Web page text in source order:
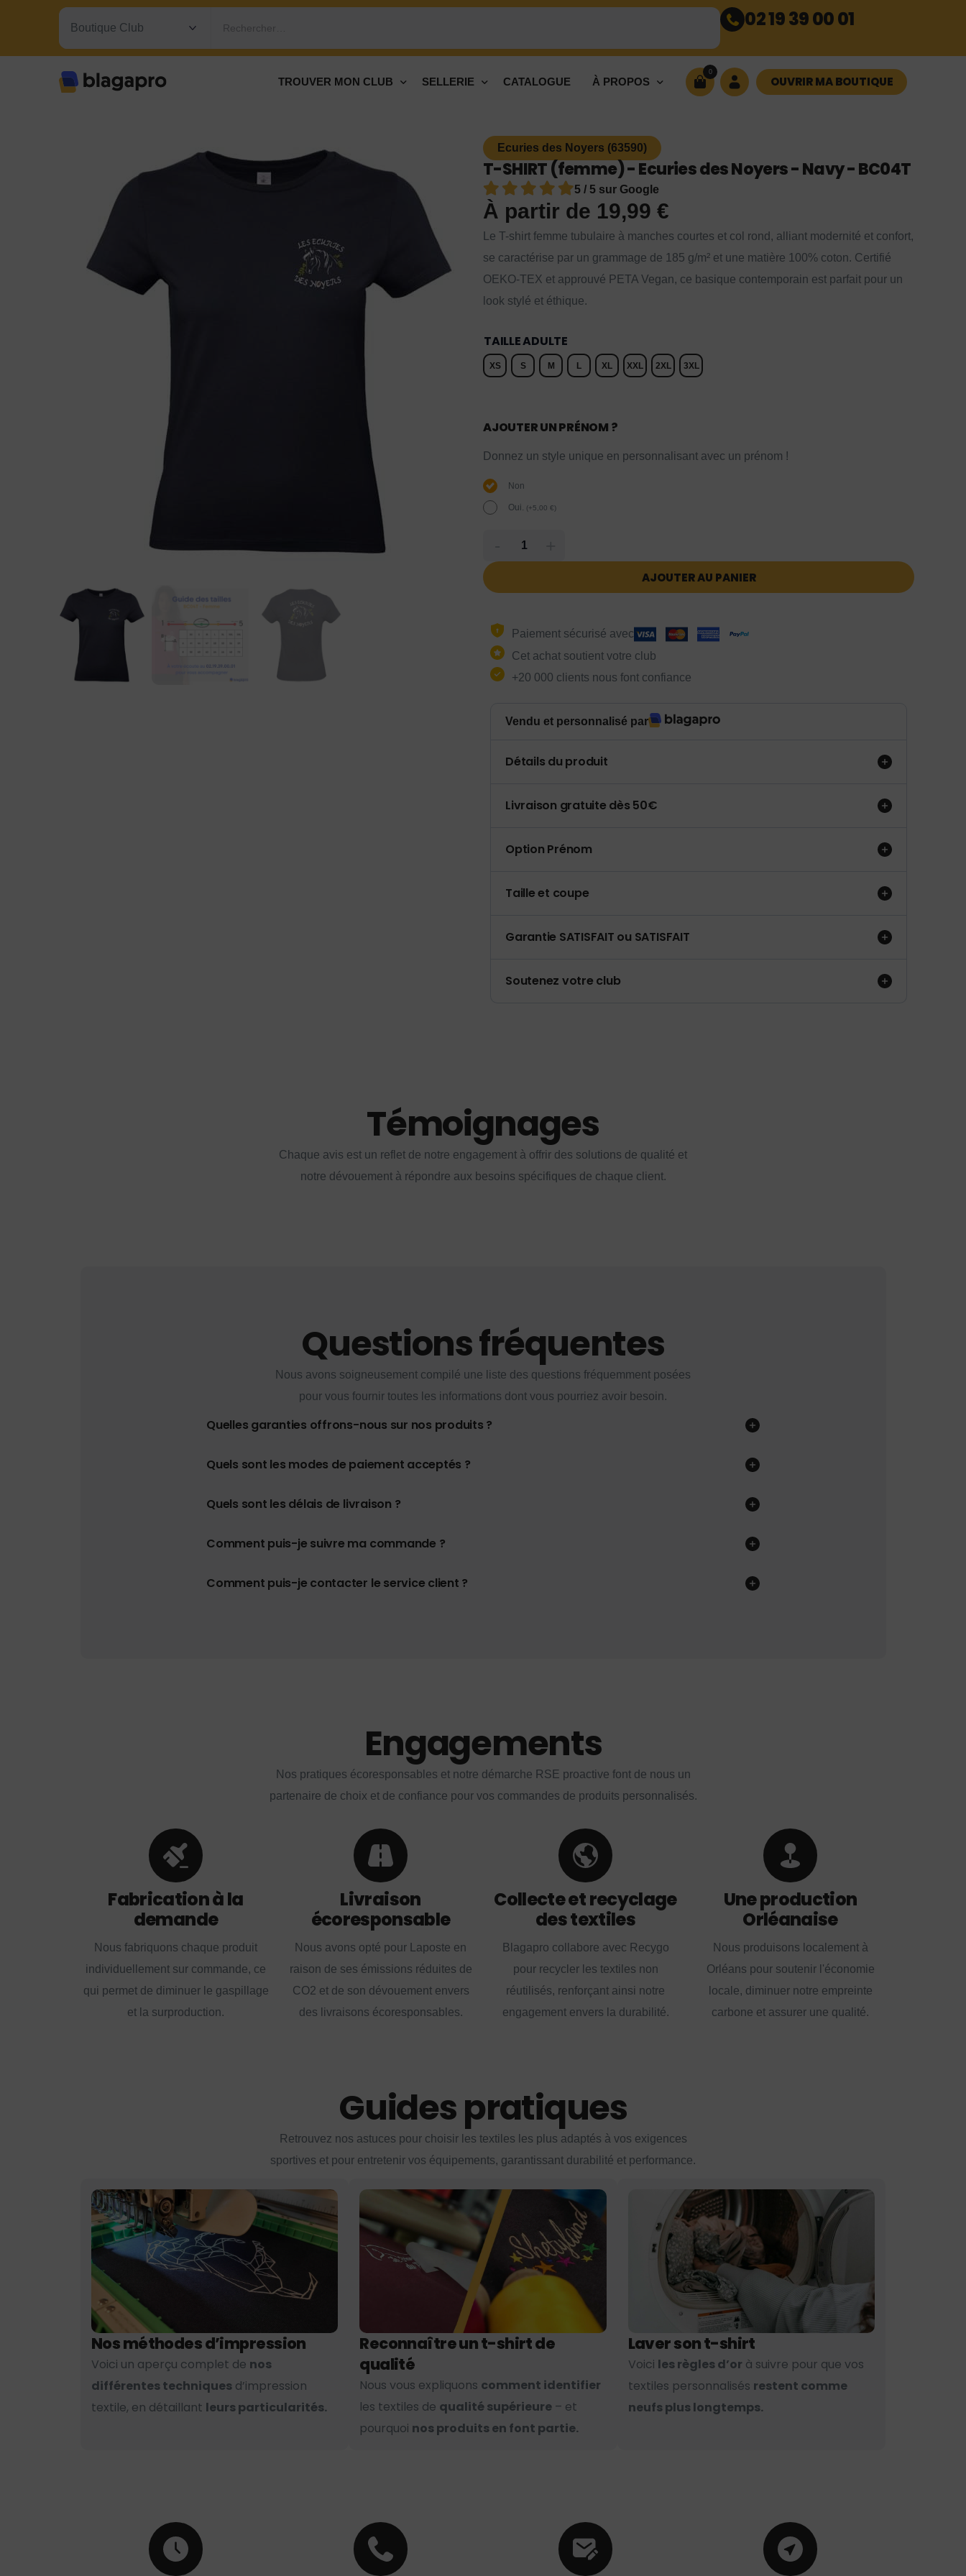
Rechercher… 02 19 39 00 01
TROUVER MON CLUB SELLERIE CATALOGUE À PROPOS
0
OUVRIR MA BOUTIQUE
Ecuries des Noyers (63590)
T-SHIRT (femme) - Ecuries des Noyers - Navy - BC04T
5 / 5 sur Google
À partir de 19,99 €
Le T-shirt femme tubulaire à manches courtes et col rond, alliant modernité et confort,
se caractérise par un grammage de 185 g/m² et une matière 100% coton. Certifié
OEKO-TEX et approuvé PETA Vegan, ce basique contemporain est parfait pour un
look stylé et éthique.
TAILLE ADULTE
XS S M L XL XXL 2XL 3XL
AJOUTER UN PRÉNOM ?
Donnez un style unique en personnalisant avec un prénom !
Non
Oui. (+5,00 €)
AJOUTER AU PANIER
Paiement sécurisé avec
Cet achat soutient votre club
+20 000 clients nous font confiance
Vendu et personnalisé par
Détails du produit
Livraison gratuite dès 50€
Option Prénom
Taille et coupe
Garantie SATISFAIT ou SATISFAIT
Soutenez votre club
Témoignages
Chaque avis est un reflet de notre engagement à offrir des solutions de qualité et
notre dévouement à répondre aux besoins spécifiques de chaque client.
Questions fréquentes
Nous avons soigneusement compilé une liste des questions fréquemment posées
pour vous fournir toutes les informations dont vous pourriez avoir besoin.
Quelles garanties offrons-nous sur nos produits ?
Quels sont les modes de paiement acceptés ?
Quels sont les délais de livraison ?
Comment puis-je suivre ma commande ?
Comment puis-je contacter le service client ?
Engagements
Nos pratiques écoresponsables et notre démarche RSE proactive font de nous un
partenaire de choix et de confiance pour vos commandes de produits personnalisés.
Fabrication à la
demande
Nous fabriquons chaque produit
individuellement sur commande, ce
qui permet de diminuer le gaspillage
et la surproduction.
Livraison
écoresponsable
Nous avons opté pour Laposte en
raison de ses émissions réduites de
CO2 et de son dévouement envers
des livraisons écoresponsables.
Collecte et recyclage
des textiles
Blagapro collabore avec Recygo
pour recycler les textiles non
réutilisés, renforçant ainsi notre
engagement envers la durabilité.
Une production
Orléanaise
Nous produisons localement à
Orléans pour soutenir l'économie
locale, diminuer notre empreinte
carbone et assurer une qualité.
Guides pratiques
Retrouvez nos astuces pour choisir les textiles les plus adaptés à vos exigences
sportives et pour entretenir vos équipements, garantissant durabilité et performance.
Nos méthodes d’impression
Voici un aperçu complet de nos
différentes techniques d’impression
textile, en détaillant leurs particularités.
Reconnaître un t-shirt de
qualité
Nous vous expliquons comment identifier
les textiles de qualité supérieure – et
pourquoi nos produits en font partie.
Laver son t-shirt
Voici les règles d’or à suivre pour que vos
textiles personnalisés restent comme
neufs plus longtemps.